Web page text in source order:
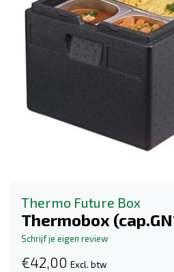
Thermo Future Box
Thermobox
Schrijf je eigen review
€42,00 Excl. btw